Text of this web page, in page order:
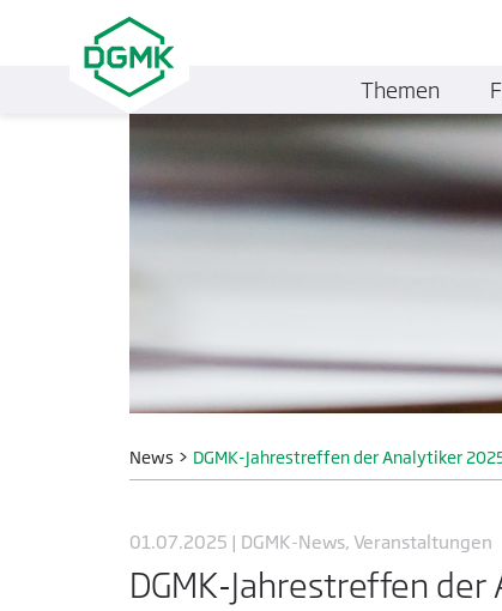
News> DGMK-Jahrestreffen der Analytiker
01.07.2025 | DGMK-News, Veranstaltungen
DGMK-Jahrestreffen
Themen